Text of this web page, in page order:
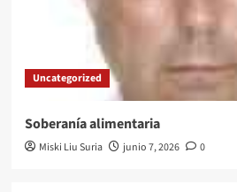
Uncategorized
Soberanía alimentaria
Miski Liu Suria junio 7, 2026 0